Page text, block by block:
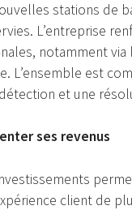
stations de
L’entreprise
notamment
L’ensemble est
et une
ses revenus
client de